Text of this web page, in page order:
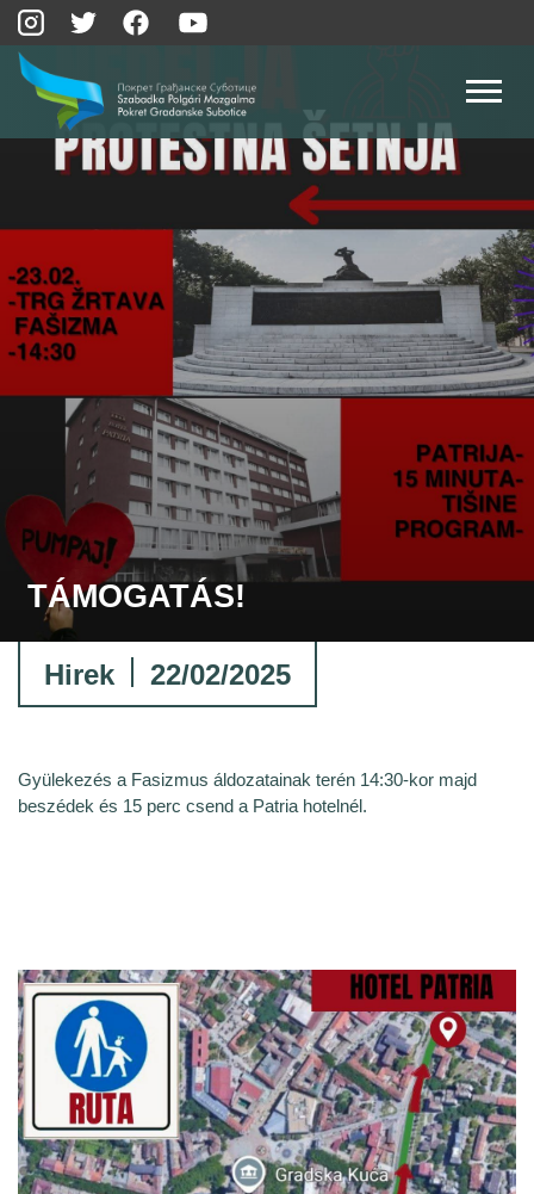
TÁMOGATÁS!
Hirek 22/02/2025
Gyülekezés a Fasizmus áldozatainak terén 14:30-kor majd
beszédek és 15 perc csend a Patria hotelnél.